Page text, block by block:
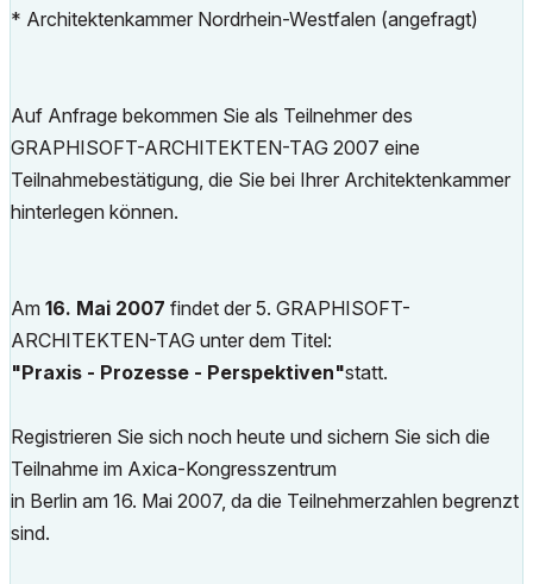
* Architektenkammer Nordrhein-Westfalen (angefragt)
Auf Anfrage bekommen Sie als Teilnehmer des
GRAPHISOFT-ARCHITEKTEN-TAG 2007 eine
Teilnahmebestätigung, die Sie bei Ihrer Architektenkammer
hinterlegen können.
Am 16. Mai 2007 findet der 5. GRAPHISOFT-
ARCHITEKTEN-TAG unter dem Titel:
"Praxis - Prozesse - Perspektiven"statt.
Registrieren Sie sich noch heute und sichern Sie sich die
Teilnahme im Axica-Kongresszentrum
in Berlin am 16. Mai 2007, da die Teilnehmerzahlen begrenzt
sind.